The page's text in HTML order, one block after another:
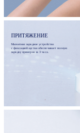
ПРИТЯЖЕНИЕ
Магнитное зарядное устройство
с фиксацией щетки обеспечивает полную
зарядку примерно за 3 часа.